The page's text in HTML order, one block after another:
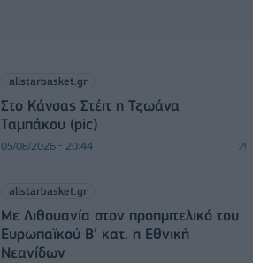
allstarbasket.gr
Στο Κάνσας Στέιτ η Τζωάνα
Ταμπάκου (pic)
05/08/2026 - 20:44
allstarbasket.gr
Με Λιθουανία στον προημιτελικό του
Ευρωπαϊκού Β' κατ. η Εθνική
Νεανίδων